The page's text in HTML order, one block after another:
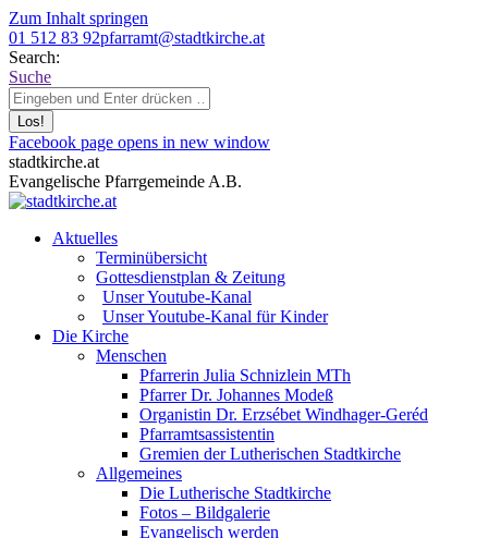
Zum Inhalt springen
01 512 83 92pfarramt@stadtkirche.at
Search:
Suche
Facebook page opens in new window
stadtkirche.at
Evangelische Pfarrgemeinde A.B.
Aktuelles
Terminübersicht
Gottesdienstplan & Zeitung
Unser Youtube-Kanal
Unser Youtube-Kanal für Kinder
Die Kirche
Menschen
Pfarrerin Julia Schnizlein MTh
Pfarrer Dr. Johannes Modeß
Organistin Dr. Erzsébet Windhager-Geréd
Pfarramtsassistentin
Gremien der Lutherischen Stadtkirche
Allgemeines
Die Lutherische Stadtkirche
Fotos – Bildgalerie
Evangelisch werden